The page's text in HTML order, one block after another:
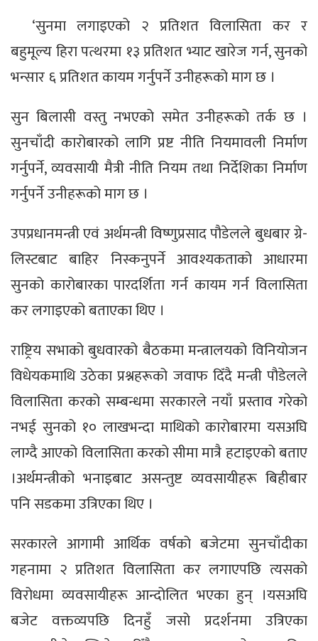
‘सुनमा लगाइएको २ प्रतिशत विलासिता कर र
बहुमूल्य हिरा पत्थरमा १३ प्रतिशत भ्याट खारेज गर्न, सुनको
भन्सार ६ प्रतिशत कायम गर्नुपर्ने उनीहरूको माग छ ।
सुन बिलासी वस्तु नभएको समेत उनीहरूको तर्क छ ।
सुनचाँदी कारोबारको लागि प्रष्ट नीति नियमावली निर्माण
गर्नुपर्ने, व्यवसायी मैत्री नीति नियम तथा निर्देशिका निर्माण
गर्नुपर्ने उनीहरूको माग छ ।
उपप्रधानमन्त्री एवं अर्थमन्त्री विष्णुप्रसाद पौडेलले बुधबार ग्रे-
लिस्टबाट बाहिर निस्कनुपर्ने आवश्यकताको आधारमा
सुनको कारोबारका पारदर्शिता गर्न कायम गर्न विलासिता
कर लगाइएको बताएका थिए ।
राष्ट्रिय सभाको बुधवारको बैठकमा मन्त्रालयको विनियोजन
विधेयकमाथि उठेका प्रश्नहरूको जवाफ दिँदै मन्त्री पौडेलले
विलासिता करको सम्बन्धमा सरकारले नयाँ प्रस्ताव गरेको
नभई सुनको १० लाखभन्दा माथिको कारोबारमा यसअघि
लाग्दै आएको विलासिता करको सीमा मात्रै हटाइएको बताए
।अर्थमन्त्रीको भनाइबाट असन्तुष्ट व्यवसायीहरू बिहीबार
पनि सडकमा उत्रिएका थिए ।
सरकारले आगामी आर्थिक वर्षको बजेटमा सुनचाँदीका
गहनामा २ प्रतिशत विलासिता कर लगाएपछि त्यसको
विरोधमा व्यवसायीहरू आन्दोलित भएका हुन् ।यसअघि
बजेट वक्तव्यपछि दिनहुँ जसो प्रदर्शनमा उत्रिएका